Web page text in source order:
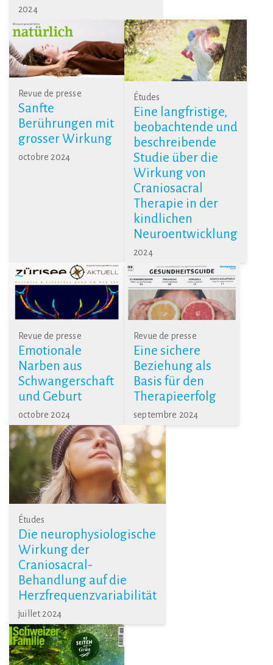
2024
Revue de presse
Sanfte
Berührungen mit
grosser Wirkung
octobre 2024
Études
Eine langfristige,
beobachtende und
beschreibende
Studie über die
Wirkung von
Craniosacral
Therapie in der
kindlichen
Neuroentwicklung
2024
Revue de presse
Emotionale
Narben aus
Schwangerschaft
und Geburt
octobre 2024
Revue de presse
Eine sichere
Beziehung als
Basis für den
Therapieerfolg
septembre 2024
Études
Die neurophysiologische
Wirkung der
Craniosacral-
Behandlung auf die
Herzfrequenzvariabilität
juillet 2024